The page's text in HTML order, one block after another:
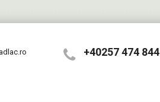
+40257 474 844